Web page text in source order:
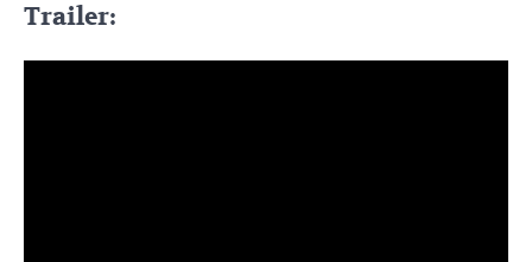
Trailer: